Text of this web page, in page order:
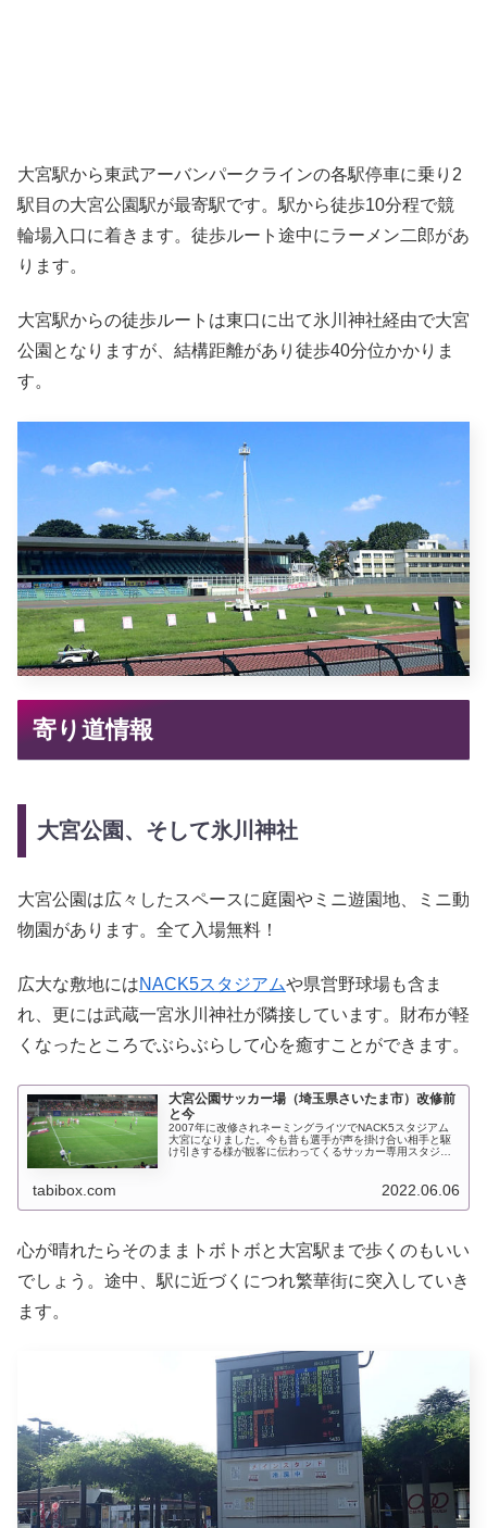
大宮駅から東武アーバンパークラインの各駅停車に乗り2
駅目の大宮公園駅が最寄駅です。駅から徒歩10分程で競
輪場入口に着きます。徒歩ルート途中にラーメン二郎があ
ります。
大宮駅からの徒歩ルートは東口に出て氷川神社経由で大宮
公園となりますが、結構距離があり徒歩40分位かかりま
す。
寄り道情報
大宮公園、そして氷川神社
大宮公園は広々したスペースに庭園やミニ遊園地、ミニ動
物園があります。全て入場無料！
広大な敷地にはNACK5スタジアムや県営野球場も含ま
れ、更には武蔵一宮氷川神社が隣接しています。財布が軽
くなったところでぶらぶらして心を癒すことができます。
大宮公園サッカー場（埼玉県さいたま市）改修前
と今
2007年に改修されネーミングライツでNACK5スタジアム
大宮になりました。今も昔も選手が声を掛け合い相手と駆
け引きする様が観客に伝わってくるサッカー専用スタジア
tabibox.com 2022.06.06
心が晴れたらそのままトボトボと大宮駅まで歩くのもいい
でしょう。途中、駅に近づくにつれ繁華街に突入していき
ます。